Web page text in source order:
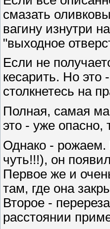
смазать
вагину изнутри
"выходное
Если не
кесарить. Hо
столкнетесь на
Полная, самая
это - уже опасно,
Однако - рожаем.
чуть!!!), он
Первое же и
там, где она
Второе -
расстоянии